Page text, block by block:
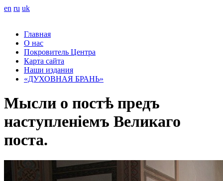
en ru uk
Главная
О нас
Покровитель Центра
Карта сайта
Наши издания
«ДУХОВНАЯ БРАНЬ»
Мысли о постѣ предъ
наступленіемъ Великаго
поста.